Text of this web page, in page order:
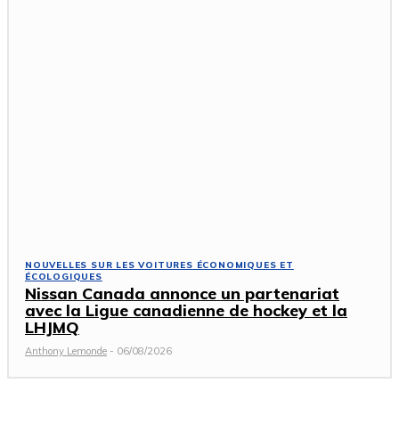
NOUVELLES SUR LES VOITURES ÉCONOMIQUES ET
ÉCOLOGIQUES
Nissan Canada annonce un partenariat
avec la Ligue canadienne de hockey et la
LHJMQ
Anthony Lemonde - 06/08/2026